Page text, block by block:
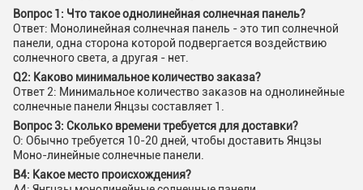
Вопрос 1: Что такое однолинейная солнечная панель?
Ответ: Монолинейная солнечная панель - это тип солнечной
панели, одна сторона которой подвергается воздействию
солнечного света, а другая - нет.
Q2: Каково минимальное количество заказа?
Ответ 2: Минимальное количество заказов на однолинейные
солнечные панели Янцзы составляет 1.
Вопрос 3: Сколько времени требуется для доставки?
О: Обычно требуется 10-20 дней, чтобы доставить Янцзы
Моно-линейные солнечные панели.
В4: Какое место происхождения?